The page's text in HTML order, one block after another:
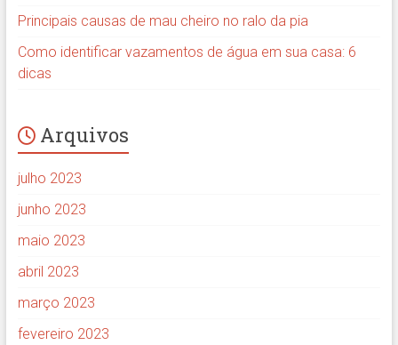
Principais causas de mau cheiro no ralo da pia
Como identificar vazamentos de água em sua casa: 6
dicas
Arquivos
julho 2023
junho 2023
maio 2023
abril 2023
março 2023
fevereiro 2023